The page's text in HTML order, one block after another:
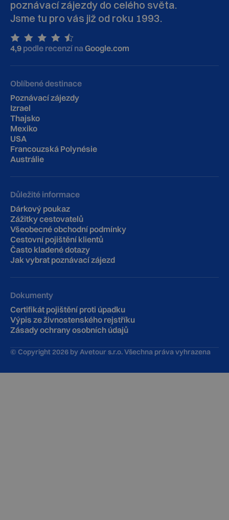
poznávací zájezdy do celého světa.
Jsme tu pro vás již od roku 1993.
4,9 podle recenzí naGoogle.com
Oblíbené destinace
Poznávací zájezdy
Izrael
Thajsko
Mexiko
USA
Francouzská Polynésie
Austrálie
Důležité informace
Dárkový poukaz
Zážitky cestovatelů
Všeobecné obchodní podmínky
Cestovní pojištění klientů
‍Často kladené dotazy
Jak vybrat poznávací zájezd
Dokumenty
Certifikát pojištění proti úpadku
Výpis ze živnostenského rejstříku
Zásady ochrany osobních údajů
© Copyright2026 by Avetour s.r.o. Všechna práva vyhrazena